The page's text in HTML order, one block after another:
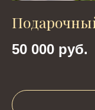
50 000 руб.